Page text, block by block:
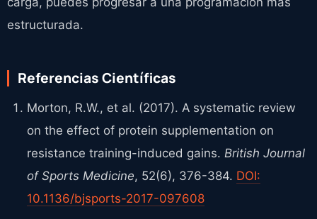
estructurada.
Referencias Científicas
Morton, R.W., et al. (2017). A systematic review
on the effect of protein supplementation on
resistance training-induced gains. British Journal
of Sports Medicine, 52(6), 376-384. DOI:
10.1136/bjsports-2017-097608